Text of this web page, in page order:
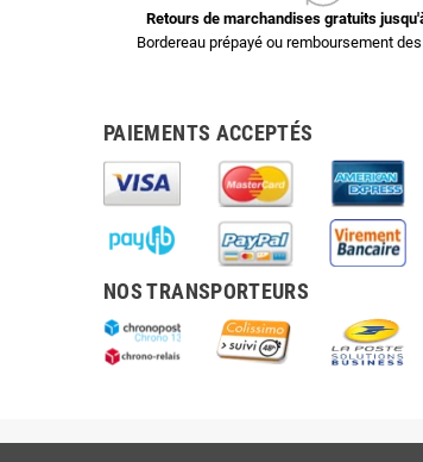
Retours de marchandises gratuits
Bordereau prépayé ou remboursement
PAIEMENTS ACCEPTÉS
NOS TRANSPORTEURS